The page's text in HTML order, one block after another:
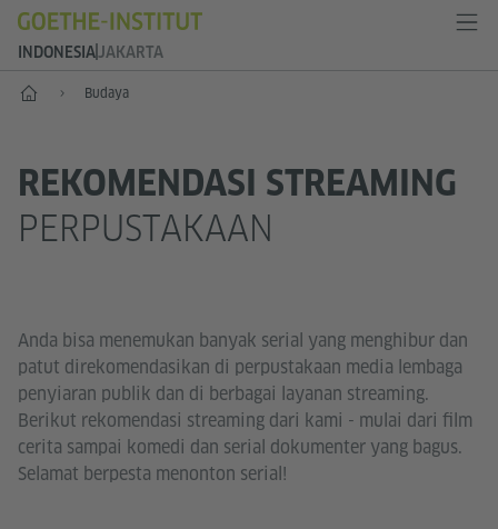
INDONESIAJAKARTA
Depan Budaya
REKOMENDASI STREAMING
PERPUSTAKAAN
Anda bisa menemukan banyak serial yang menghibur dan
patut direkomendasikan di perpustakaan media lembaga
penyiaran publik dan di berbagai layanan streaming.
Berikut rekomendasi streaming dari kami - mulai dari film
cerita sampai komedi dan serial dokumenter yang bagus.
Selamat berpesta menonton serial!